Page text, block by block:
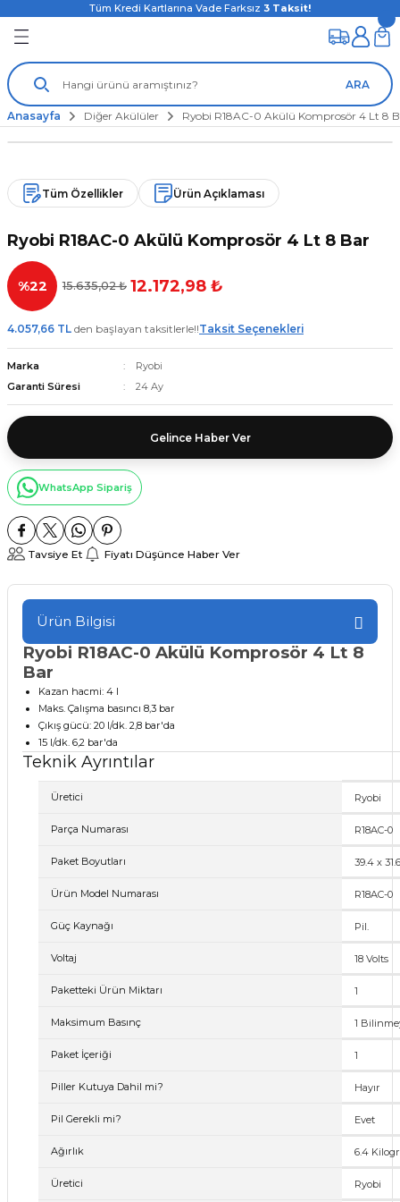
Tüm Kredi Kartlarına Vade Farksız 3 Taksit!
ARA
Anasayfa Diğer Akülüler Ryobi R18AC-0 Akülü Komprosör 4 Lt 8
Tüm Özellikler Ürün Açıklaması
Ryobi R18AC-0 Akülü Komprosör 4 Lt 8 Bar
%22 15.635,02 ₺ 12.172,98 ₺
4.057,66 TL den başlayan taksitlerle!!Taksit Seçenekleri
Marka
Ryobi
Garanti Süresi
24 Ay
Gelince Haber Ver
WhatsApp Sipariş
Tavsiye Et Fiyatı Düşünce Haber Ver
Ürün Bilgisi
Ryobi R18AC-0 Akülü Komprosör 4 Lt 8
Bar
Kazan hacmi: 4 l
Maks. Çalışma basıncı 8,3 bar
Çıkış gücü: 20 l/dk. 2,8 bar'da
15 l/dk. 6,2 bar'da
Teknik Ayrıntılar
Üretici ‎Ryobi
Parça Numarası ‎R18AC-0
Paket Boyutları ‎39.4 x
Ürün Model Numarası ‎R18AC-0
Güç Kaynağı ‎Pil.
Voltaj ‎18 Volts
Paketteki Ürün Miktarı ‎1
Maksimum Basınç ‎1
Paket İçeriği ‎1
Piller Kutuya Dahil mi? ‎Hayır
Pil Gerekli mi? ‎Evet
Ağırlık ‎6.4
Üretici ‎Ryobi